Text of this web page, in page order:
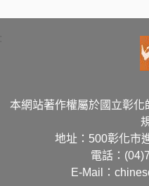
本網站著作權屬於國立彰
地址：500彰化市
電話：
E-Mail：